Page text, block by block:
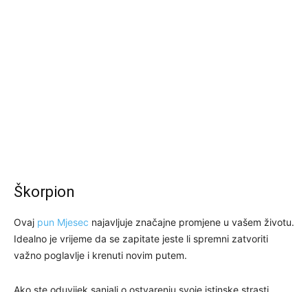
Škorpion
Ovaj pun Mjesec najavljuje značajne promjene u vašem životu.
Idealno je vrijeme da se zapitate jeste li spremni zatvoriti
važno poglavlje i krenuti novim putem.
Ako ste oduvijek sanjali o ostvarenju svoje istinske strasti,